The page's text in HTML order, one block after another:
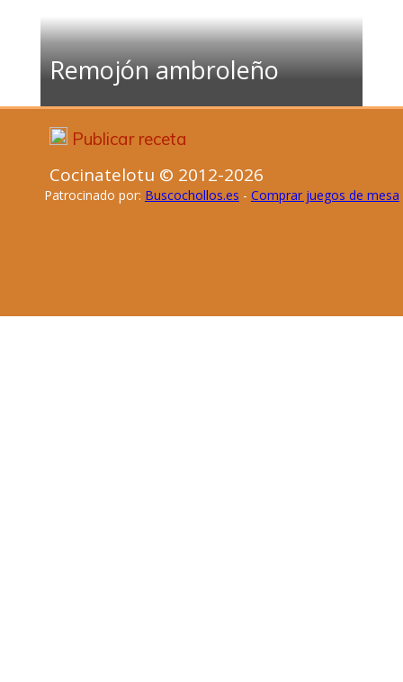
Remojón ambroleño
Publicar receta
Cocinatelotu © 2012-2026
Patrocinado por: Buscochollos.es - Comprar juegos de mesa